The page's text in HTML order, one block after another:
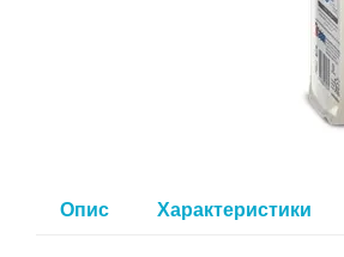
Опис Характеристики